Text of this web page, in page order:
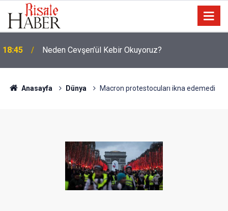
17:45
göndermeyiz
Anasayfa Dünya Macron protestocuları ikna edemedi